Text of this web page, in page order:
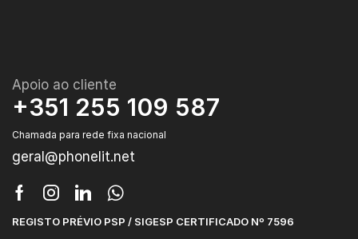
Apoio ao cliente
+351 255 109 587
Chamada para rede fixa nacional
geral@phonelit.net
REGISTO PRÉVIO PSP / SIGESP CERTIFICADO Nº 7596